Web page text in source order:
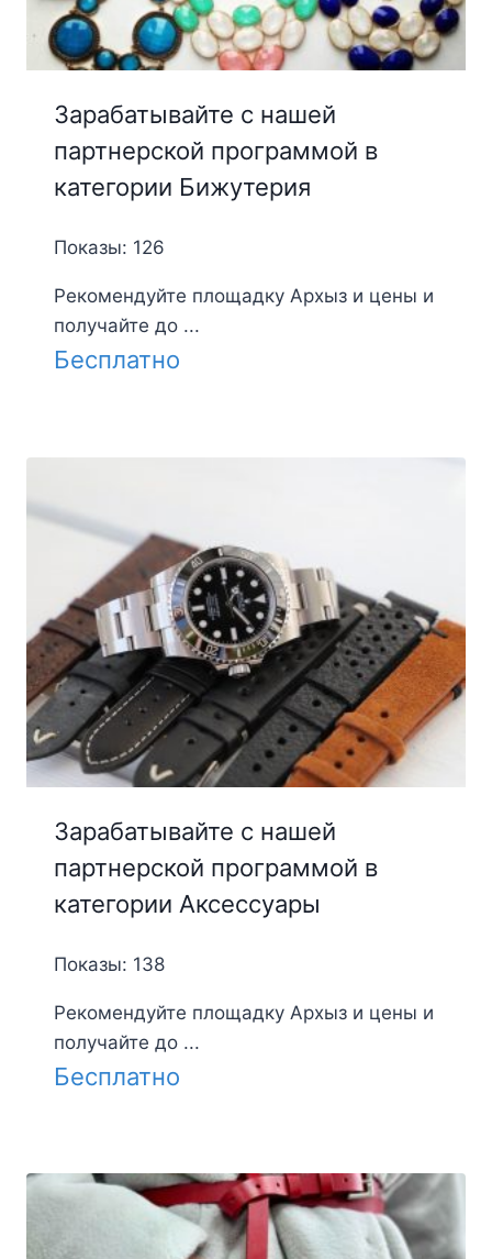
Зарабатывайте с нашей
партнерской программой в
категории Бижутерия
Показы: 126
Рекомендуйте площадку Архыз и цены и
получайте до ...
Бесплатно
Зарабатывайте с нашей
партнерской программой в
категории Аксессуары
Показы: 138
Рекомендуйте площадку Архыз и цены и
получайте до ...
Бесплатно